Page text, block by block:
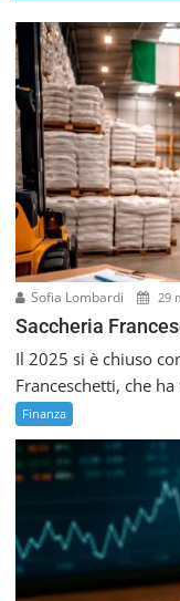
o
n
e
a
r
t
i
c
o
l
i
Sofia Lombardi 29
Saccheria
Il 2025 si è chiuso
Franceschetti, che
Finanza